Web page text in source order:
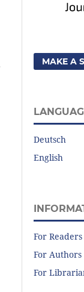
MAKE A
Deutsch
English
For Readers
For Authors
For